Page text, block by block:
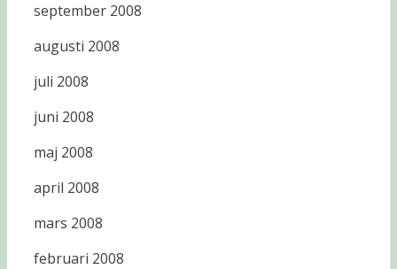
september 2008
augusti 2008
juli 2008
juni 2008
maj 2008
april 2008
mars 2008
februari 2008